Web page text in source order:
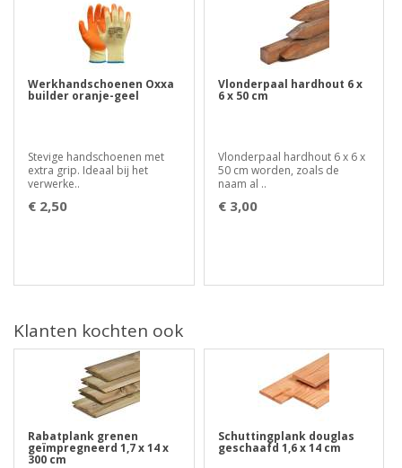
Werkhandschoenen Oxxa
builder oranje-geel
Stevige handschoenen met
extra grip. Ideaal bij het
verwerke..
€ 2,50
Vlonderpaal hardhout 6 x
6 x 50 cm
Vlonderpaal hardhout 6 x 6 x
50 cm worden, zoals de
naam al ..
€ 3,00
Klanten kochten ook
Rabatplank grenen
geïmpregneerd 1,7 x 14 x
300 cm
Schuttingplank douglas
geschaafd 1,6 x 14 cm